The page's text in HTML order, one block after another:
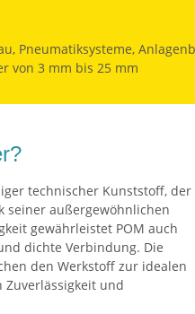
Pneumatiksysteme,
von 3 mm bis 25 mm
technischer Kunststoff, der
seiner außergewöhnlichen
gewährleistet POM auch
dichte Verbindung. Die
den Werkstoff zur idealen
und